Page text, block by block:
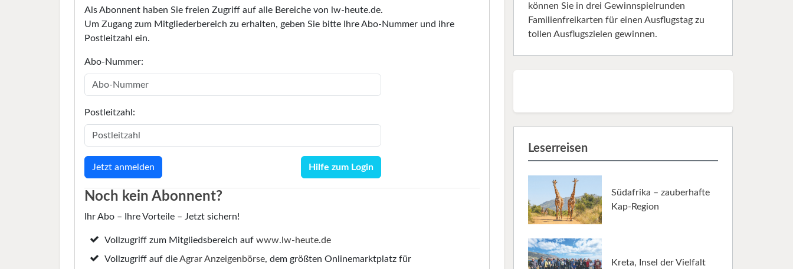
Als Abonnent haben Sie freien Zugriff auf alle Bereiche von lw-heute.de.
Um Zugang zum Mitgliederbereich zu erhalten, geben Sie bitte Ihre Abo-Nummer und ihre
Postleitzahl ein.
Abo-Nummer:
Postleitzahl:
Hilfe zum Login
Noch kein Abonnent?
Ihr Abo – Ihre Vorteile – Jetzt sichern!
Vollzugriff zum Mitgliedsbereich aufwww.lw-heute.de
Vollzugriff auf dieAgrar Anzeigenbörse, dem größten Onlinemarktplatz für
können Sie in drei Gewinnspielrunden
Familienfreikarten für einen Ausflugstag zu
tollen Ausflugszielen gewinnen.
Leserreisen
Südafrika – zauberhafte
Kap-Region
Kreta, Insel der Vielfalt